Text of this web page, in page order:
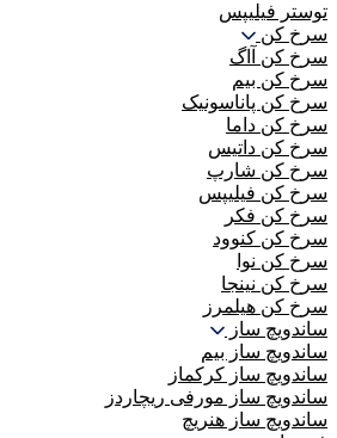
توستر فیلیپس
سرخ کن
سرخ کن آاگ
سرخ کن بیم
سرخ کن پاناسونیک
سرخ کن داما
سرخ کن داتیس
سرخ کن شارپ
سرخ کن فیلیپس
سرخ کن فکر
سرخ کن کنوود
سرخ کن نوا
سرخ کن نینجا
سرخ کن هیلمرز
ساندویچ ساز
ساندویچ ساز بیم
ساندویچ ساز کرکماز
ساندویچ ساز مورفی ریچاردز
ساندویچ ساز هنریچ